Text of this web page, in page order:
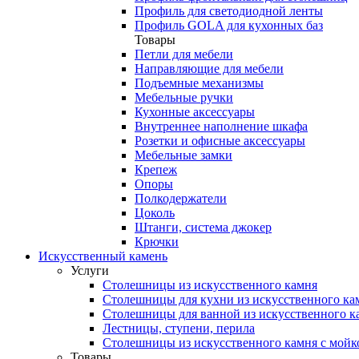
Профиль для светодиодной ленты
Профиль GOLA для кухонных баз
Товары
Петли для мебели
Направляющие для мебели
Подъемные механизмы
Мебельные ручки
Кухонные аксессуары
Внутреннее наполнение шкафа
Розетки и офисные аксессуары
Мебельные замки
Крепеж
Опоры
Полкодержатели
Цоколь
Штанги, система джокер
Крючки
Искусственный камень
Услуги
Столешницы из искусственного камня
Столешницы для кухни из искусственного
Столешницы для ванной из искусственного
Лестницы, ступени, перила
Столешницы из искусственного камня с